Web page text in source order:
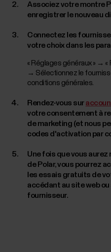
Associez votre montre
enregistrer le nouveau
Connectez les
votre choix dans les
« Réglages généraux » →
→ Sélectionnez le
conditions générales.
Rendez-vous sur
votre consentement à
de marketing (et nous
codes d'activation par
Une fois que vous
de Polar, vous pourrez
les essais gratuits de
accédant au site web
fournisseur.